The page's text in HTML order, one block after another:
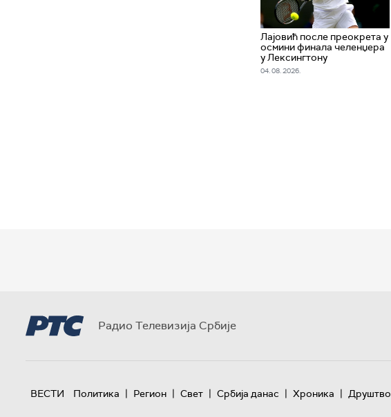
Лајовић после преокрета у
осмини финала челенџера
у Лексингтону
04. 08. 2026.
Радио Телевизија Србије
ВЕСТИ Политика | Регион | Свет | Србија данас | Хроника | Друштво